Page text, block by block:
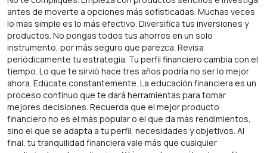
antes de moverte a opciones más sofisticadas. Muchas veces
lo más simple es lo más efectivo. Diversifica tus inversiones y
productos. No pongas todos tus ahorros en un solo
instrumento, por más seguro que parezca. Revisa
periódicamente tu estrategia. Tu perfil financiero cambia con el
tiempo. Lo que te sirvió hace tres años podría no ser lo mejor
ahora. Edúcate constantemente. La educación financiera es un
proceso continuo que te dará herramientas para tomar
mejores decisiones. Recuerda que el mejor producto
financiero no es el más popular o el que da más rendimientos,
sino el que se adapta a tu perfil, necesidades y objetivos. Al
final, tu tranquilidad financiera vale más que cualquier